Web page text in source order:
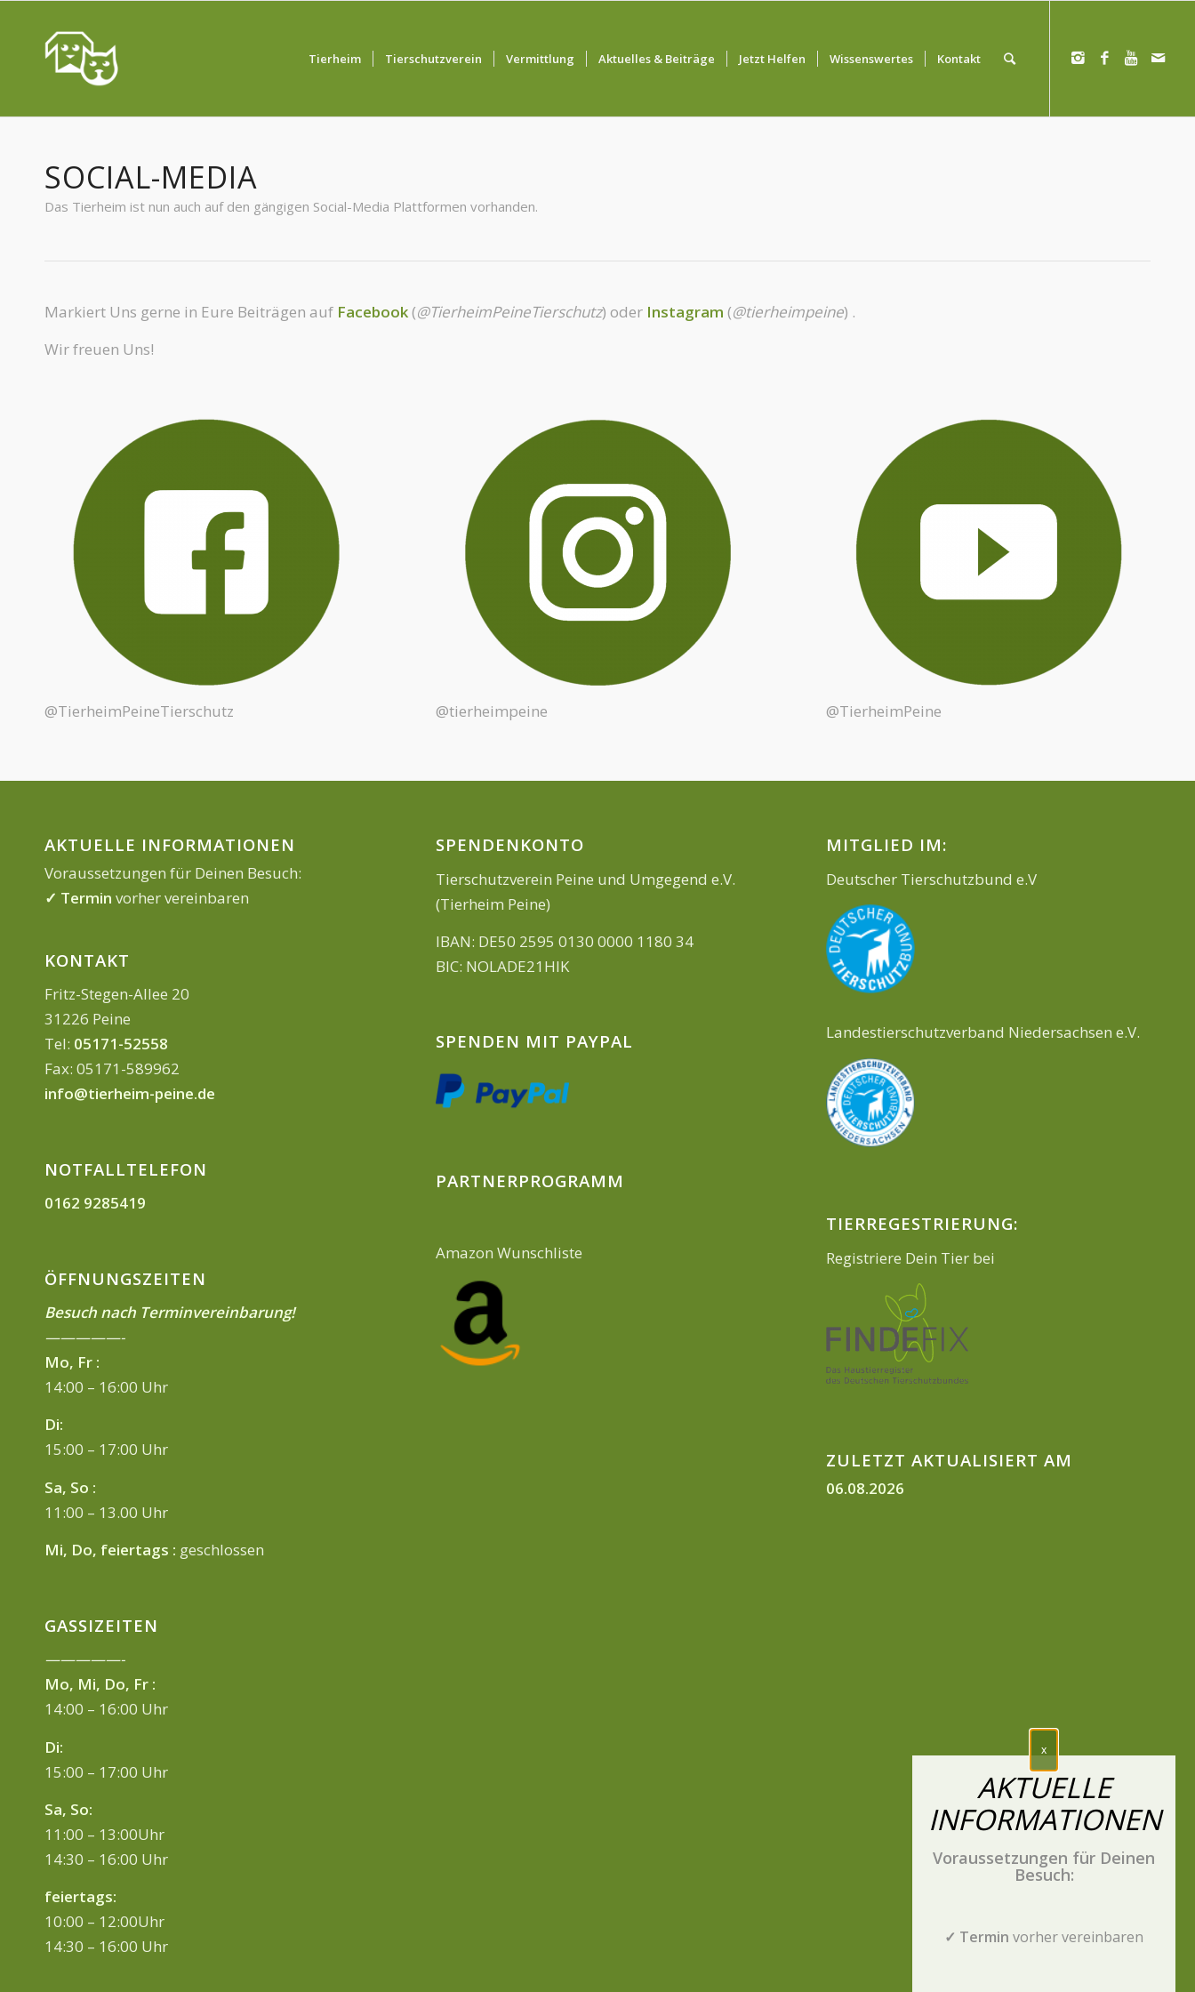
Tierheim Tierschutzverein Vermittlung Aktuelles & Beiträge Jetzt Helfen Wissenswertes Kontakt
SOCIAL-MEDIA
Das Tierheim ist nun auch auf den gängigen Social-Media Plattformen vorhanden.
Markiert Uns gerne in Eure Beiträgen auf Facebook(@TierheimPeineTierschutz) oder Instagram (@tierheimpeine) .
Wir freuen Uns!
@TierheimPeineTierschutz @tierheimpeine @TierheimPeine
AKTUELLE INFORMATIONEN
Voraussetzungen für Deinen Besuch:
✓ Termin vorher vereinbaren
KONTAKT
Fritz-Stegen-Allee 20
31226 Peine
Tel: 05171-52558
Fax: 05171-589962
info@tierheim-peine.de
NOTFALLTELEFON
0162 9285419
ÖFFNUNGSZEITEN
Besuch nach Terminvereinbarung!
—————-
Mo, Fr :
14:00 – 16:00 Uhr
Di:
15:00 – 17:00 Uhr
Sa, So :
11:00 – 13.00 Uhr
Mi, Do, feiertags : geschlossen
GASSIZEITEN
—————-
Mo, Mi, Do, Fr :
14:00 – 16:00 Uhr
Di:
15:00 – 17:00 Uhr
Sa, So:
11:00 – 13:00Uhr
14:30 – 16:00 Uhr
feiertags:
10:00 – 12:00Uhr
14:30 – 16:00 Uhr
SPENDENKONTO
Tierschutzverein Peine und Umgegend e.V.
(Tierheim Peine)
IBAN: DE50 2595 0130 0000 1180 34
BIC: NOLADE21HIK
SPENDEN MIT PAYPAL
PARTNERPROGRAMM
Amazon Wunschliste
MITGLIED IM:
Deutscher Tierschutzbund e.V
Landestierschutzverband Niedersachsen e.V.
TIERREGESTRIERUNG:
Registriere Dein Tier bei
ZULETZT AKTUALISIERT AM
06.08.2026
Voraussetzungen für Deinen
Besuch:
✓ Termin vorher vereinbaren